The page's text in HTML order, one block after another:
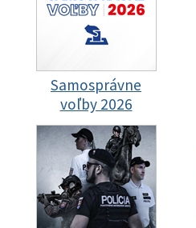
Samosprávne
voľby 2026